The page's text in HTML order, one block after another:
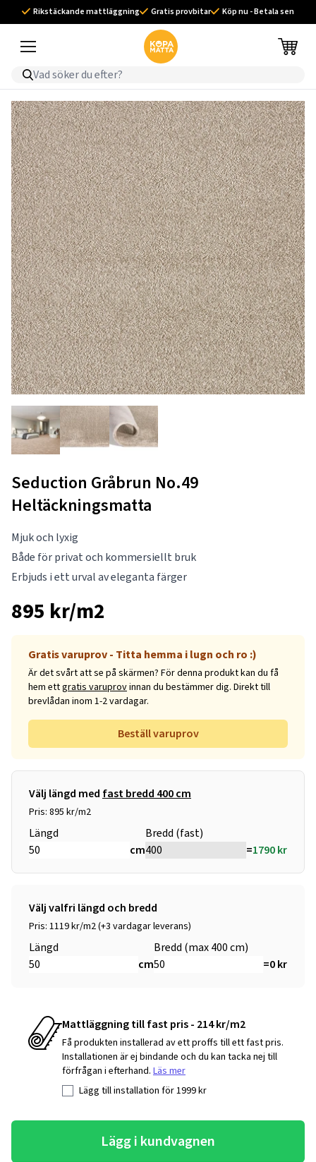
Rikstäckande mattläggning Gratis provbitar Köp nu - Betala sen
Seduction Gråbrun No.49
Heltäckningsmatta
Mjuk och lyxig
Både för privat och kommersiellt bruk
Erbjuds i ett urval av eleganta färger
895 kr/m2
Gratis varuprov - Titta hemma i lugn och ro :)
Är det svårt att se på skärmen? För denna produkt kan du få
hem ettgratis varuprovinnan du bestämmer dig. Direkt till
brevlådan inom 1-2 vardagar.
Beställ varuprov
Välj längd med fast bredd 400 cm
Pris: 895 kr/m2
Längd
cm
Bredd (fast)
=1790kr
Välj valfri längd och bredd
Pris: 1119 kr/m2 (+3 vardagar leverans)
Längd
cm
Bredd (max 400 cm)
=0kr
Mattläggning till fast pris - 214 kr/m2
Få produkten installerad av ett proffs till ett fast pris.
Installationen är ej bindande och du kan tacka nej till
förfrågan i efterhand. Läs mer
Lägg till installation för1999kr
Lägg i kundvagnen